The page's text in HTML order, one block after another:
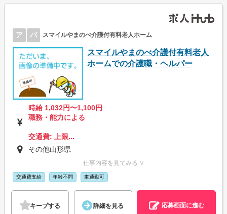
ア パ スマイルやまのべ介護付有料老人ホーム
スマイルやまのべ介護付有料老人
ホームでの介護職・ヘルパー
時給 1,032円〜1,100円
職務・能力による
交通費: 上限...
その他山形県
仕事内容を見てみる ∨
交通費支給 年齢不問 車通勤可
キープする 詳細を見る 応募画面に進む